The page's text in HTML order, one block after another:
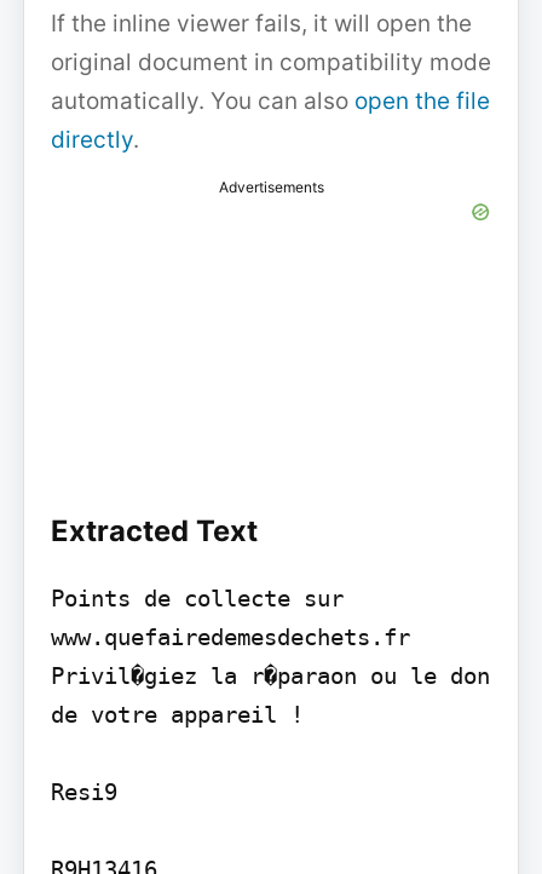
If the inline viewer fails, it will open the
original document in compatibility mode
automatically. You can also open the file
directly.
Advertisements
Extracted Text
Points de collecte sur
www.quefairedemesdechets.fr
Privil�giez la r�paraon ou le don
de votre appareil !
Resi9